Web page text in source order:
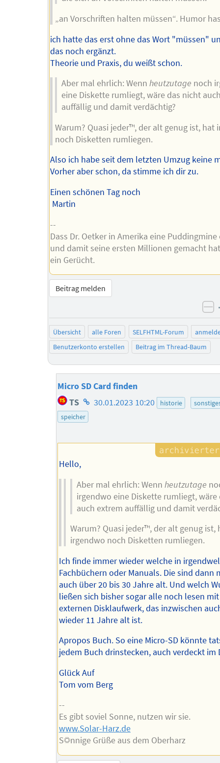
„an Vorschriften halten müssen“. Humor
ich hatte das erst ohne das Wort "müssen"
das noch ergänzt.
Theorie und Praxis, du weißt schon.
Aber mal ehrlich: Wennheutzutage noch
eine Diskette rumliegt, wäre das nicht
auffällig und damit verdächtig?
Warum? Quasi jeder™️, der alt genug ist, hat
noch Disketten rumliegen.
Also ich habe seit dem letzten Umzug keine
Vorher aber schon, da stimme ich dir zu.
Einen schönen Tag noch
Martin
--
Dass Dr. Oetker in Amerika eine
und damit seine ersten Millionen gemacht
ein Gerücht.
Beitrag melden
Übersicht alle Foren SELFHTML-Forum
Benutzerkonto erstellen
Beitrag im Thread-Baum
Micro SD Card finden
TS Homepage
des
30.01.2023 10:20 historie
speicher
Hello,
Aber mal ehrlich: Wenn heutzutage
irgendwo eine Diskette rumliegt, wäre
auch extrem auffällig und damit
Warum? Quasi jeder™️, der alt genug ist,
irgendwo noch Disketten rumliegen.
Ich finde immer wieder welche in
Fachbüchern oder Manuals. Die sind dann
auch über 20 bis 30 Jahre alt. Und welch
ließen sich bisher sogar alle noch lesen
externen Disklaufwerk, das inzwischen
wieder 11 Jahre alt ist.
Apropos Buch. So eine Micro-SD könnte
jedem Buch drinstecken, auch verdeckt im
Glück Auf
Tom vom Berg
--
Es gibt soviel Sonne, nutzen wir sie.
www.Solar-Harz.de
S☼nnige Grüße aus dem Oberharz